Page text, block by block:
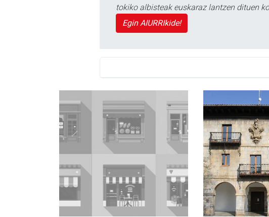
tokiko albisteak euskaraz lantzen dituen
Egin AIURRIkide!